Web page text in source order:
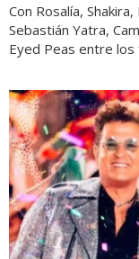
Con Rosalía,
Sebastián Yatra,
Eyed Peas entre